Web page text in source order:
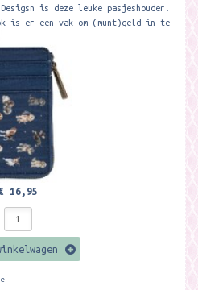
is deze leuke pasjeshouder.
is er een vak om (munt)geld in te
16,95